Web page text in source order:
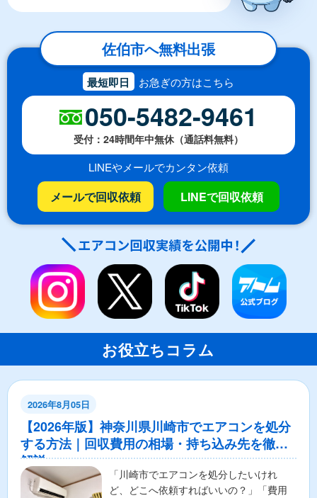
佐伯市へ無料出張
最短即日 お急ぎの方はこちら
050-5482-9461
受付：24時間年中無休（通話料無料）
LINEやメールでカンタン依頼
メールで回収依頼 LINEで回収依頼
お役立ちコラム
2026年8月05日
【2026年版】神奈川県川崎市でエアコンを処分
する方法｜回収費用の相場・持ち込み先を徹底
解説
「川崎市でエアコンを処分したいけれ
ど、どこへ依頼すればいいの？」「費用